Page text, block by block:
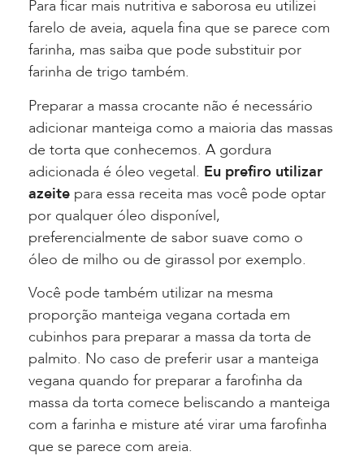
Para ficar mais nutritiva e saborosa eu utilizei
farelo de aveia, aquela fina que se parece com
farinha, mas saiba que pode substituir por
farinha de trigo também.
Preparar a massa crocante não é necessário
adicionar manteiga como a maioria das massas
de torta que conhecemos. A gordura
adicionada é óleo vegetal. Eu prefiro utilizar
azeite para essa receita mas você pode optar
por qualquer óleo disponível,
preferencialmente de sabor suave como o
óleo de milho ou de girassol por exemplo.
Você pode também utilizar na mesma
proporção manteiga vegana cortada em
cubinhos para preparar a massa da torta de
palmito. No caso de preferir usar a manteiga
vegana quando for preparar a farofinha da
massa da torta comece beliscando a manteiga
com a farinha e misture até virar uma farofinha
que se parece com areia.